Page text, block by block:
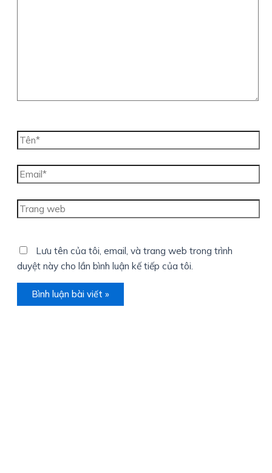
Tên*
Email*
Trang
web
Lưu tên của tôi, email, và trang web trong trình
duyệt này cho lần bình luận kế tiếp của tôi.